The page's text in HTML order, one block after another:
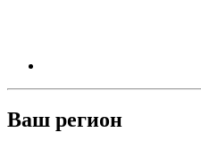
Ваш регион